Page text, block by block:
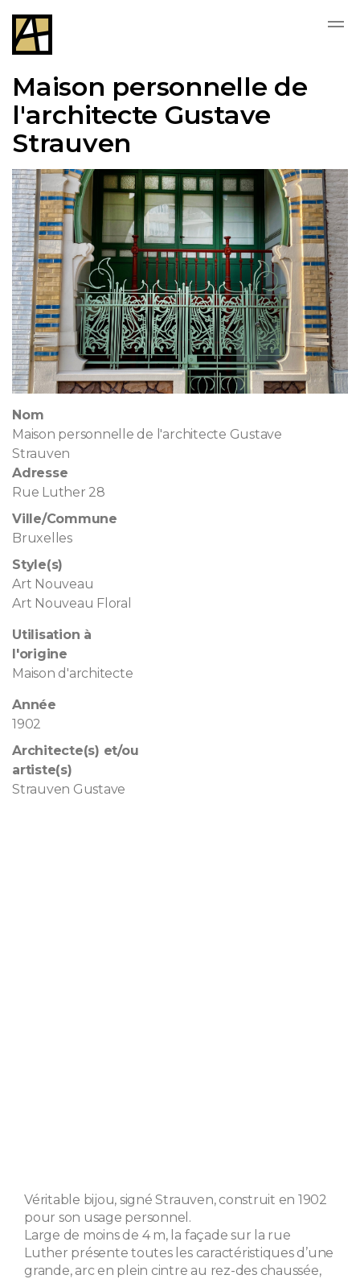
Maison personnelle de
l'architecte Gustave
Strauven
Nom
Maison personnelle de l'architecte Gustave
Strauven
Adresse
Rue Luther 28
Ville/Commune
Bruxelles
Style(s)
Art Nouveau
Art Nouveau Floral
Utilisation à
l'origine
Maison d'architecte
Année
1902
Architecte(s) et/ou
artiste(s)
Strauven Gustave
Véritable bijou, signé Strauven, construit en 1902
pour son usage personnel.
Large de moins de 4 m, la façade sur la rue
Luther présente toutes les caractéristiques d’une
grande, arc en plein cintre au rez-des chaussée,